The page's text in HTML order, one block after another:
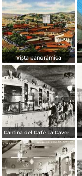
Vista panorámica
Cantina del Café La Caverna